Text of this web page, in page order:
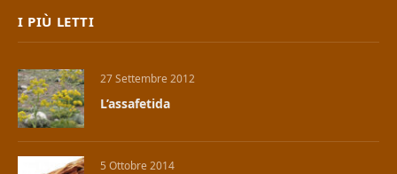
I PIÙ LETTI
27 Settembre 2012
L’assafetida
5 Ottobre 2014